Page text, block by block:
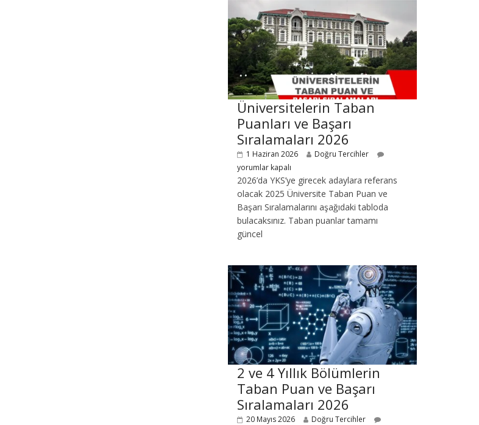
Üniversitelerin Taban
Puanları ve Başarı
Sıralamaları 2026
1 Haziran 2026
Doğru Tercihler
yorumlar kapalı
2026’da YKS’ye girecek adaylara referans
olacak 2025 Üniversite Taban Puan ve
Başarı Sıralamalarını aşağıdaki tabloda
bulacaksınız. Taban puanlar tamamı
güncel
2 ve 4 Yıllık Bölümlerin
Taban Puan ve Başarı
Sıralamaları 2026
20 Mayıs 2026
Doğru Tercihler